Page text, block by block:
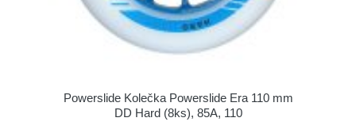
Powerslide Kolečka Powerslide Era 110 mm
DD Hard (8ks), 85A, 110